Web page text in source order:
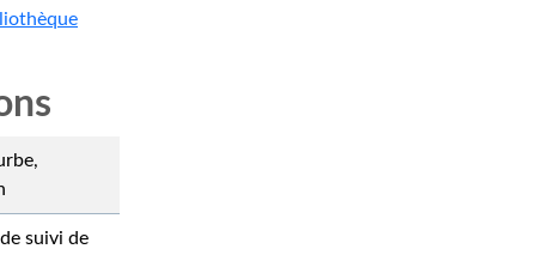
suivi de